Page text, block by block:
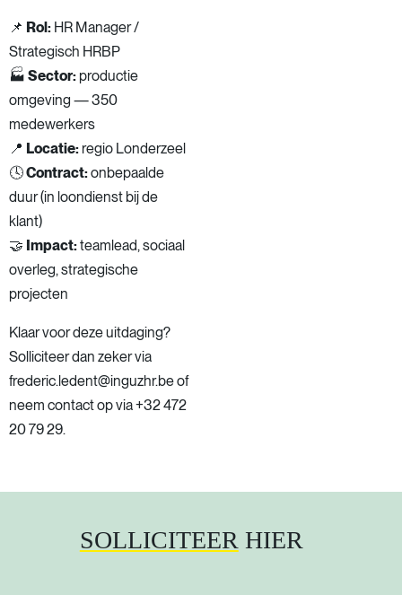
📌 Rol: HR Manager /
Strategisch HRBP
🏭 Sector: productie
omgeving — 350
medewerkers
📍 Locatie: regio Londerzeel
🕓Contract:onbepaalde
duur (in loondienst bij de
klant)
🤝 Impact:teamlead, sociaal
overleg, strategische
projecten
Klaar voor deze uitdaging?
Solliciteer dan zeker via
frederic.ledent@inguzhr.be of
neem contact op via +32 472
20 79 29.
SOLLICITEER HIER